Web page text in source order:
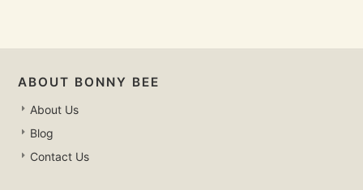
ABOUT BONNY BEE
About Us
Blog
Contact Us